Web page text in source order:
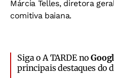
Márcia Telles, diretora
comitiva baiana.
Siga o A TARDE no
principais destaques do